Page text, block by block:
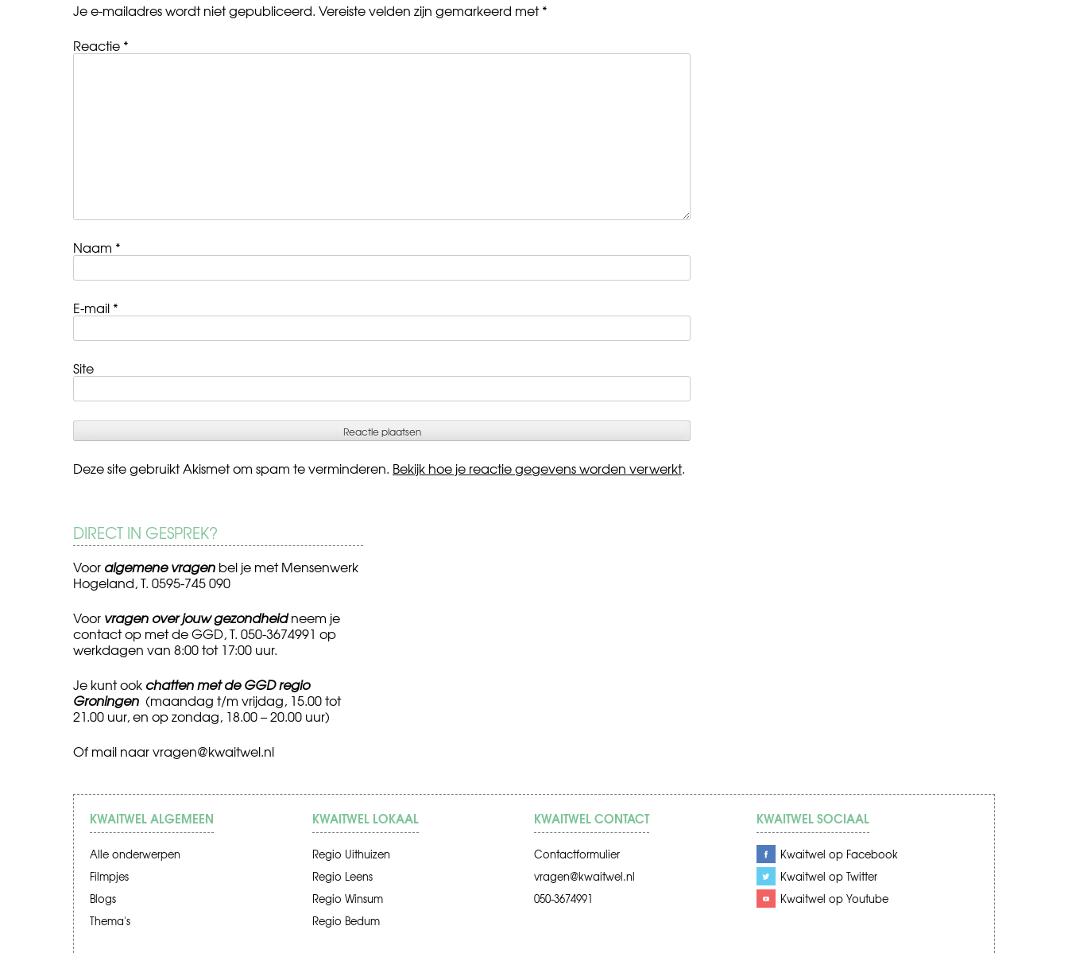
Je e-mailadres wordt niet gepubliceerd. Vereiste velden zijn gemarkeerd met*
Reactie *
Naam *
E-mail *
Site
Deze site gebruikt Akismet om spam te verminderen. Bekijk hoe je reactie gegevens worden verwerkt.
DIRECT IN GESPREK?
Voor algemene vragen bel je met Mensenwerk
Hogeland, T. 0595-745 090
Voor vragen over jouw gezondheidneem je
contact op met de GGD, T. 050-3674991 op
werkdagen van 8:00 tot 17:00 uur.
Je kunt ook chatten met de GGD regio
Groningen (maandag t/m vrijdag, 15.00 tot
21.00 uur, en op zondag, 18.00 – 20.00 uur)
Of mail naarvragen@kwaitwel.nl
KWAITWEL ALGEMEEN
Alle onderwerpen
Filmpjes
Blogs
Thema's
KWAITWEL LOKAAL
Regio Uithuizen
Regio Leens
Regio Winsum
Regio Bedum
KWAITWEL CONTACT
Contactformulier
vragen@kwaitwel.nl
050-3674991
KWAITWEL SOCIAAL
Kwaitwel op Facebook
Kwaitwel op Twitter
Kwaitwel op Youtube